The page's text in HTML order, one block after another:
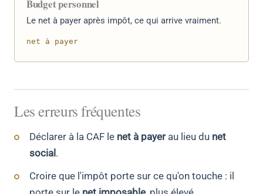
Budget personnel
Le net à payer après impôt, ce qui arrive vraiment.
net à payer
Les erreurs fréquentes
Déclarer à la CAF le net à payerau lieu du net
social.
Croire que l'impôt porte sur ce qu'on touche : il